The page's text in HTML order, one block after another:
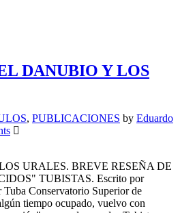
DANUBIO Y LOS
, PUBLICACIONES by Eduardo
URALES. BREVE RESEÑA DE
TUBISTAS. Escrito por
Conservatorio Superior de
tiempo ocupado, vuelvo con